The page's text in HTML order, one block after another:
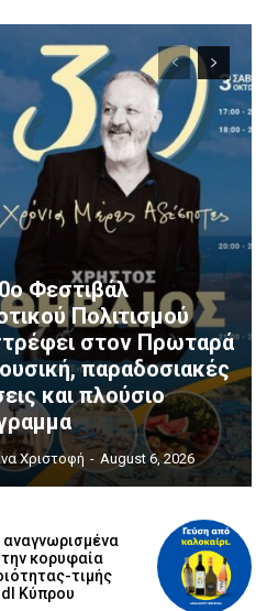
Φεστιβάλ
Πολιτισμού
στον Πρωταρά
παραδοσιακές
και πλούσιο
Χριστοφή - August 6, 2026
κορυφαία
τιμής
Κύπρου